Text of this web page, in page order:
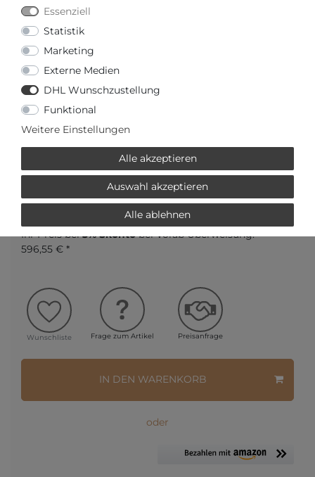
Versandfertig in 2-3 Werktagen
AUTORISIERTER HÄNDLER
SCHNELLE LIEFERZEIT
Ihr Preis bei3% Skontobei Vorab Überweisung:
596,55 € *
Wunschliste Frage zum Artikel Preisanfrage
IN DEN WARENKORB
oder
Essenziell
Statistik
Marketing
Externe Medien
DHL Wunschzustellung
Funktional
Weitere Einstellungen
Alle akzeptieren
Auswahl akzeptieren
Alle ablehnen